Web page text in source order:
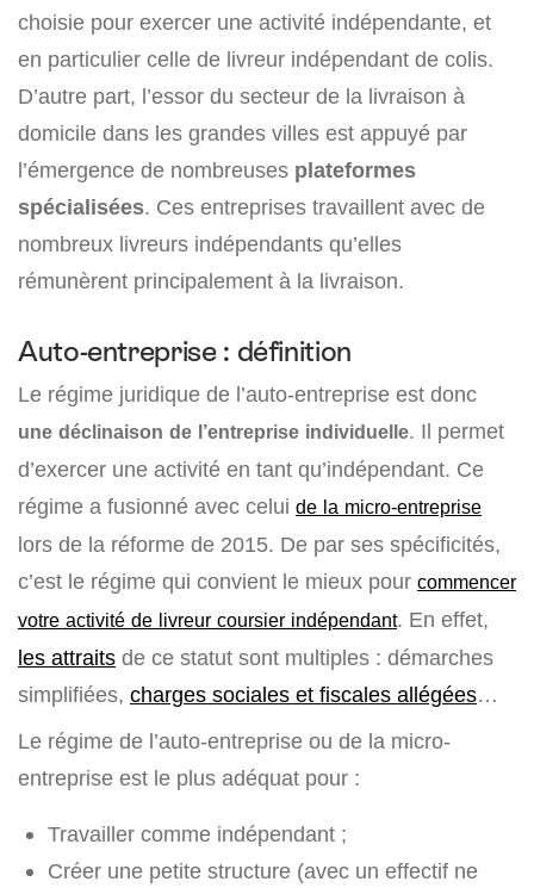
choisie pour exercer une activité indépendante, et
en particulier celle de livreur indépendant de colis.
D’autre part, l’essor du secteur de la livraison à
domicile dans les grandes villes est appuyé par
l’émergence de nombreuses plateformes
spécialisées. Ces entreprises travaillent avec de
nombreux livreurs indépendants qu’elles
rémunèrent principalement à la livraison.
Auto-entreprise : définition
Le régime juridique de l’auto-entreprise est donc
une déclinaison de l’entreprise individuelle. Il permet
d’exercer une activité en tant qu’indépendant. Ce
régime a fusionné avec celui de la micro-entreprise
lors de la réforme de 2015. De par ses spécificités,
c’est le régime qui convient le mieux pour commencer
votre activité de livreur coursier indépendant. En effet,
les attraits de ce statut sont multiples : démarches
simplifiées, charges sociales et fiscales allégées…
Le régime de l’auto-entreprise ou de la micro-
entreprise est le plus adéquat pour :
Travailler comme indépendant ;
Créer une petite structure (avec un effectif ne